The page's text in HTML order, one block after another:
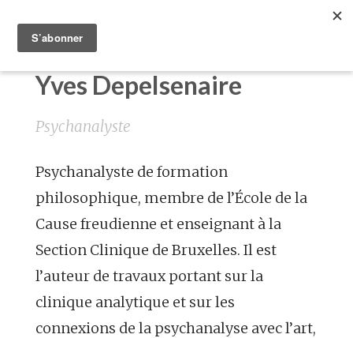
Yves Depelsenaire
Psychanalyste
Psychanalyste de formation
philosophique, membre de l’École de la
Cause freudienne et enseignant à la
Section Clinique de Bruxelles. Il est
l’auteur de travaux portant sur la
clinique analytique et sur les
connexions de la psychanalyse avec l’art,